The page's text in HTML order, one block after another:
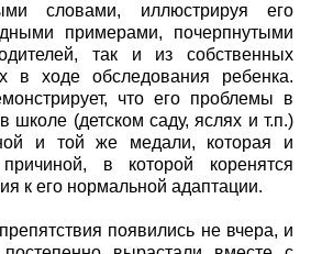
словами, иллюстрируя его
примерами, почерпнутыми
так и из собственных
в ходе обследования ребенка.
что его проблемы в
школе (детском саду, яслях и т.п.)
и той же медали, которая и
в которой коренятся
к его нормальной адаптации.
появились не вчера, и